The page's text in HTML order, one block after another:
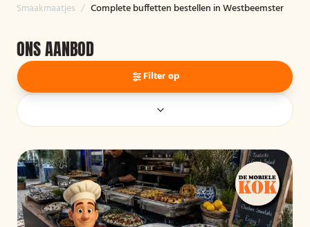
Smaakmaatjes / Complete buffetten bestellen in Westbeemster
ONS AANBOD
Filter op